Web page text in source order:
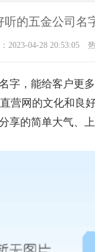
的五金公司名
2023-04-28 20:53:05
字，能给客户更
营网的文化和良
享的简单大气、